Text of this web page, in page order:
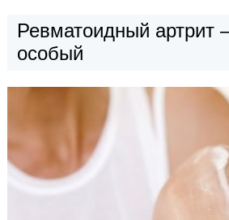
Ревматоидный артрит
особый